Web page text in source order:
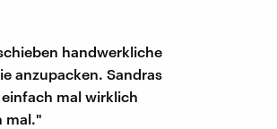
handwerkliche
anzupacken. Sandras
mal wirklich
mal."